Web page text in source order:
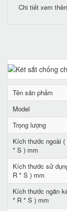
Chi tiết xem
Tên sản phẩm
Model
Trọng lượng
Kích thước ngoài (
* S ) mm
Kích thước sử
R * S ) mm
Kích thước ngăn
* R * S ) mm